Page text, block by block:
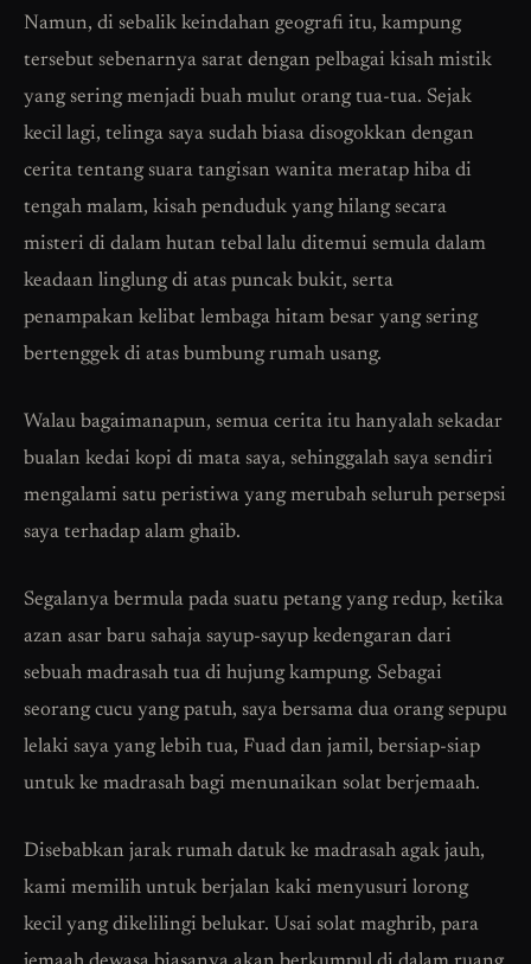
Namun, di sebalik keindahan geografi itu, kampung
tersebut sebenarnya sarat dengan pelbagai kisah mistik
yang sering menjadi buah mulut orang tua-tua. Sejak
kecil lagi, telinga saya sudah biasa disogokkan dengan
cerita tentang suara tangisan wanita meratap hiba di
tengah malam, kisah penduduk yang hilang secara
misteri di dalam hutan tebal lalu ditemui semula dalam
keadaan linglung di atas puncak bukit, serta
penampakan kelibat lembaga hitam besar yang sering
bertenggek di atas bumbung rumah usang.
Walau bagaimanapun, semua cerita itu hanyalah sekadar
bualan kedai kopi di mata saya, sehinggalah saya sendiri
mengalami satu peristiwa yang merubah seluruh persepsi
saya terhadap alam ghaib.
Segalanya bermula pada suatu petang yang redup, ketika
azan asar baru sahaja sayup-sayup kedengaran dari
sebuah madrasah tua di hujung kampung. Sebagai
seorang cucu yang patuh, saya bersama dua orang sepupu
lelaki saya yang lebih tua, Fuad dan jamil, bersiap-siap
untuk ke madrasah bagi menunaikan solat berjemaah.
Disebabkan jarak rumah datuk ke madrasah agak jauh,
kami memilih untuk berjalan kaki menyusuri lorong
kecil yang dikelilingi belukar. Usai solat maghrib, para